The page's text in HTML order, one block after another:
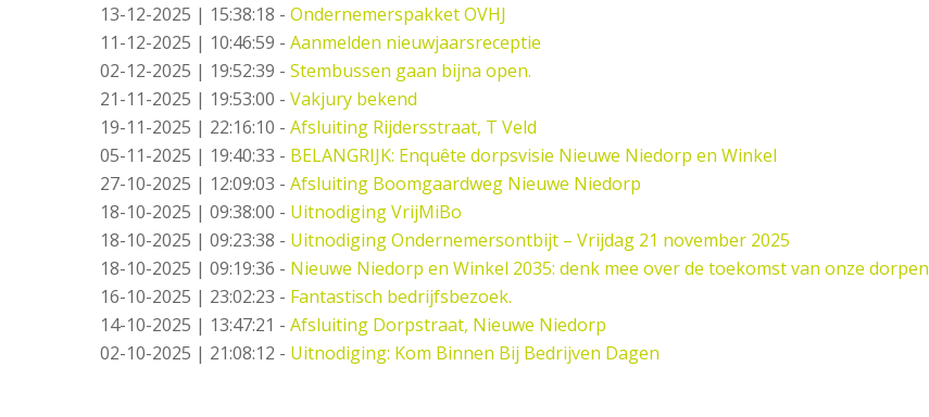
13-12-2025 | 15:38:18 - Ondernemerspakket OVHJ
11-12-2025 | 10:46:59 - Aanmelden nieuwjaarsreceptie
02-12-2025 | 19:52:39 - Stembussen gaan bijna open.
21-11-2025 | 19:53:00 - Vakjury bekend
19-11-2025 | 22:16:10 - Afsluiting Rijdersstraat, T Veld
05-11-2025 | 19:40:33 - BELANGRIJK: Enquête dorpsvisie Nieuwe Niedorp en Winkel
27-10-2025 | 12:09:03 - Afsluiting Boomgaardweg Nieuwe Niedorp
18-10-2025 | 09:38:00 - Uitnodiging VrijMiBo
18-10-2025 | 09:23:38 - Uitnodiging Ondernemersontbijt – Vrijdag 21 november 2025
18-10-2025 | 09:19:36 - Nieuwe Niedorp en Winkel 2035: denk mee over de toekomst van onze dorpen
16-10-2025 | 23:02:23 - Fantastisch bedrijfsbezoek.
14-10-2025 | 13:47:21 - Afsluiting Dorpstraat, Nieuwe Niedorp
02-10-2025 | 21:08:12 - Uitnodiging: Kom Binnen Bij Bedrijven Dagen